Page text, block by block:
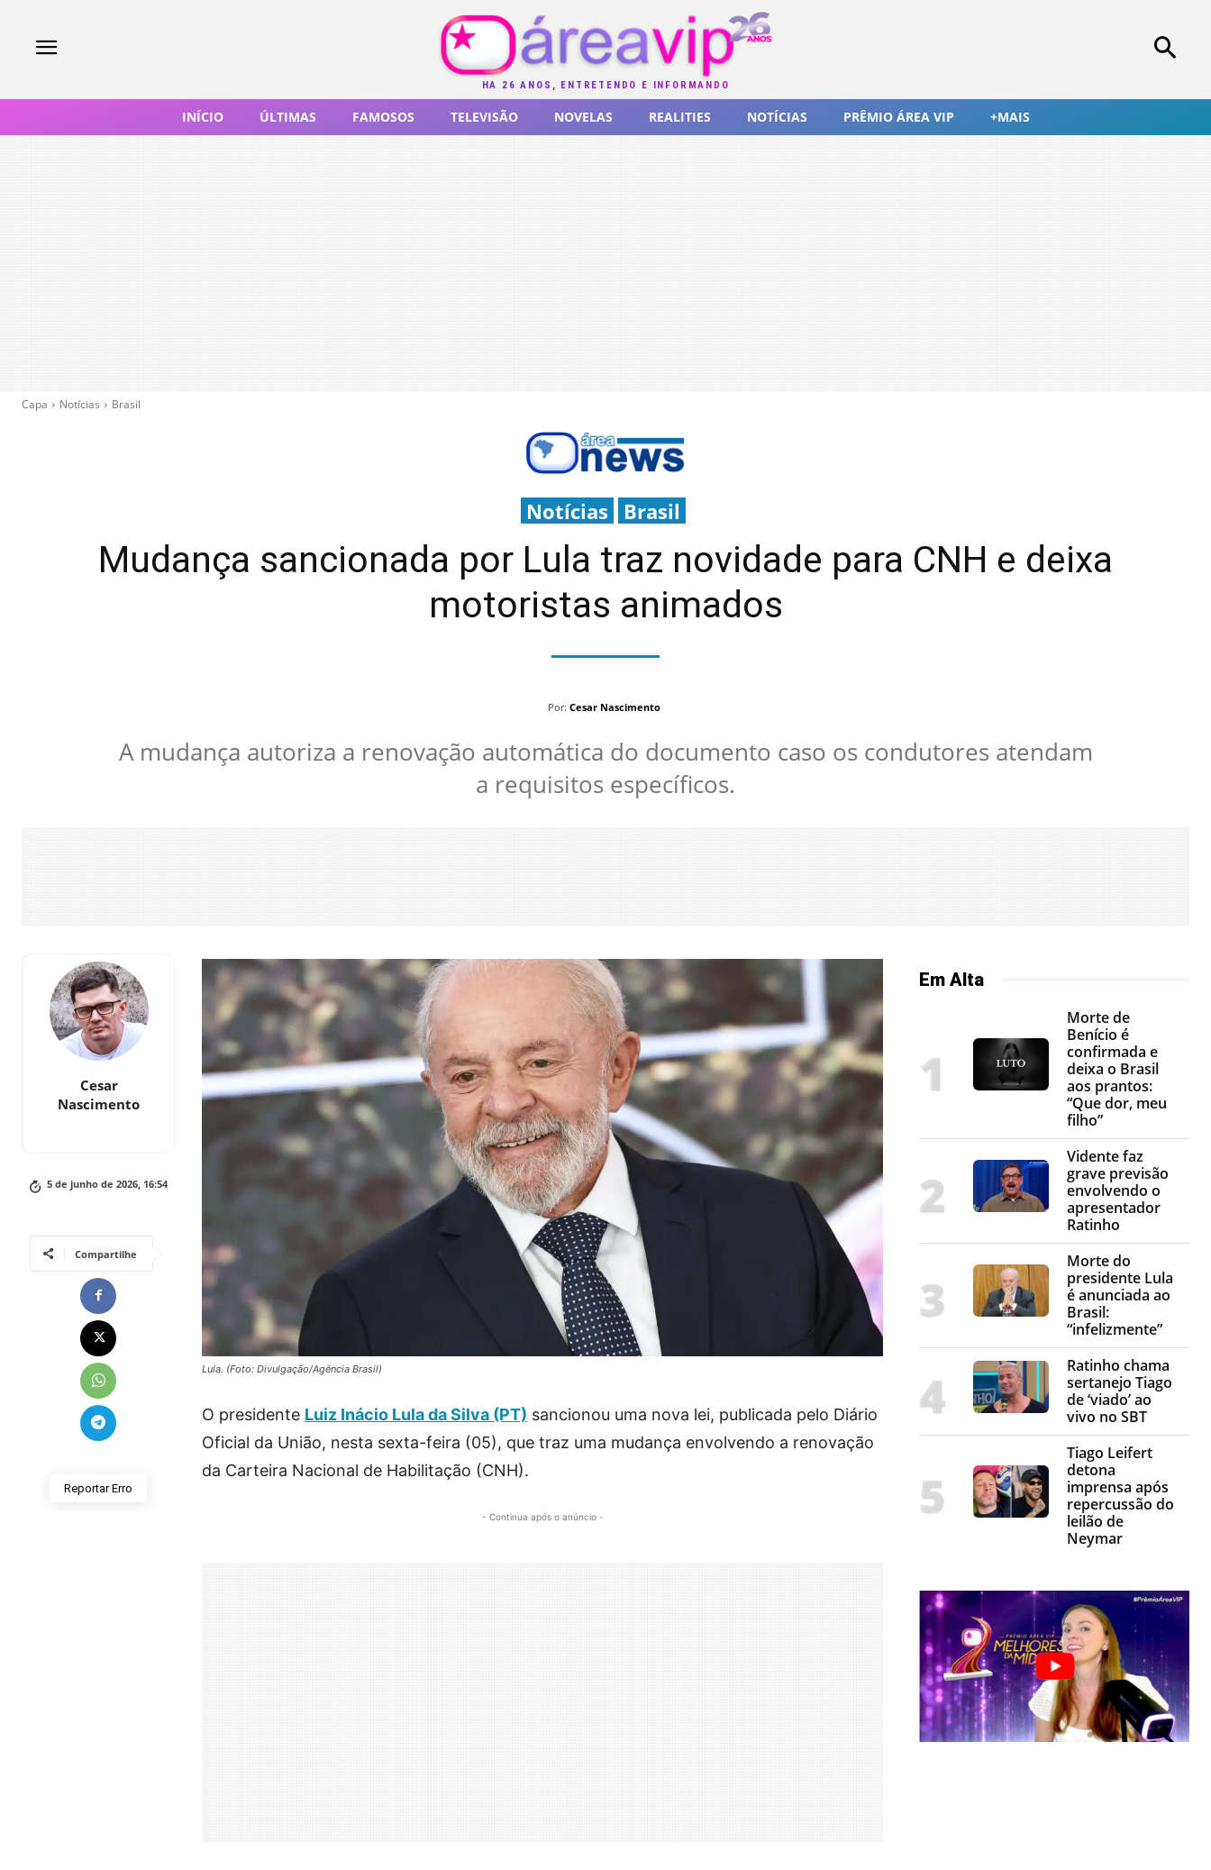
HÁ 26 ANOS, ENTRETENDO E INFORMANDO
INÍCIO ÚLTIMAS FAMOSOS TELEVISÃO NOVELAS REALITIES NOTÍCIAS PRÊMIO ÁREA VIP +MAIS
Capa Notícias Brasil
Notícias Brasil
Mudança sancionada por Lula traz novidade para CNH e deixa
motoristas animados
Por: Cesar Nascimento
A mudança autoriza a renovação automática do documento caso os condutores atendam
a requisitos específicos.
Cesar
Nascimento
5 de junho de 2026, 16:54
Compartilhe
Reportar Erro
Lula. (Foto: Divulgação/Agência Brasil)
O presidente Luiz Inácio Lula da Silva (PT) sancionou uma nova lei, publicada pelo Diário
Oficial da União, nesta sexta-feira (05), que traz uma mudança envolvendo a renovação
da Carteira Nacional de Habilitação (CNH).
- Continua após o anúncio -
Em Alta
Morte de
Benício é
confirmada e
deixa o Brasil
aos prantos:
“Que dor, meu
filho”
Vidente faz
grave previsão
envolvendo o
apresentador
Ratinho
Morte do
presidente Lula
é anunciada ao
Brasil:
“infelizmente”
Ratinho chama
sertanejo Tiago
de ‘viado’ ao
vivo no SBT
Tiago Leifert
detona
imprensa após
repercussão do
leilão de
Neymar